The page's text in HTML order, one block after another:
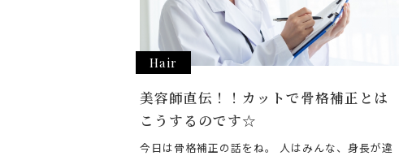
Hair
美容師直伝！！カットで骨格補正とは
こうするのです☆
今日は骨格補正の話をね。 人はみんな、身長が違